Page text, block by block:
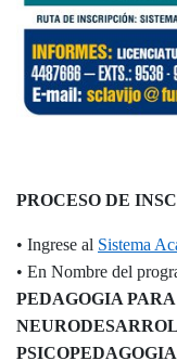
PROCESO DE
• Ingrese al Sistema
• En Nombre del
PEDAGOGIA
PSICOPEDAGOGIA